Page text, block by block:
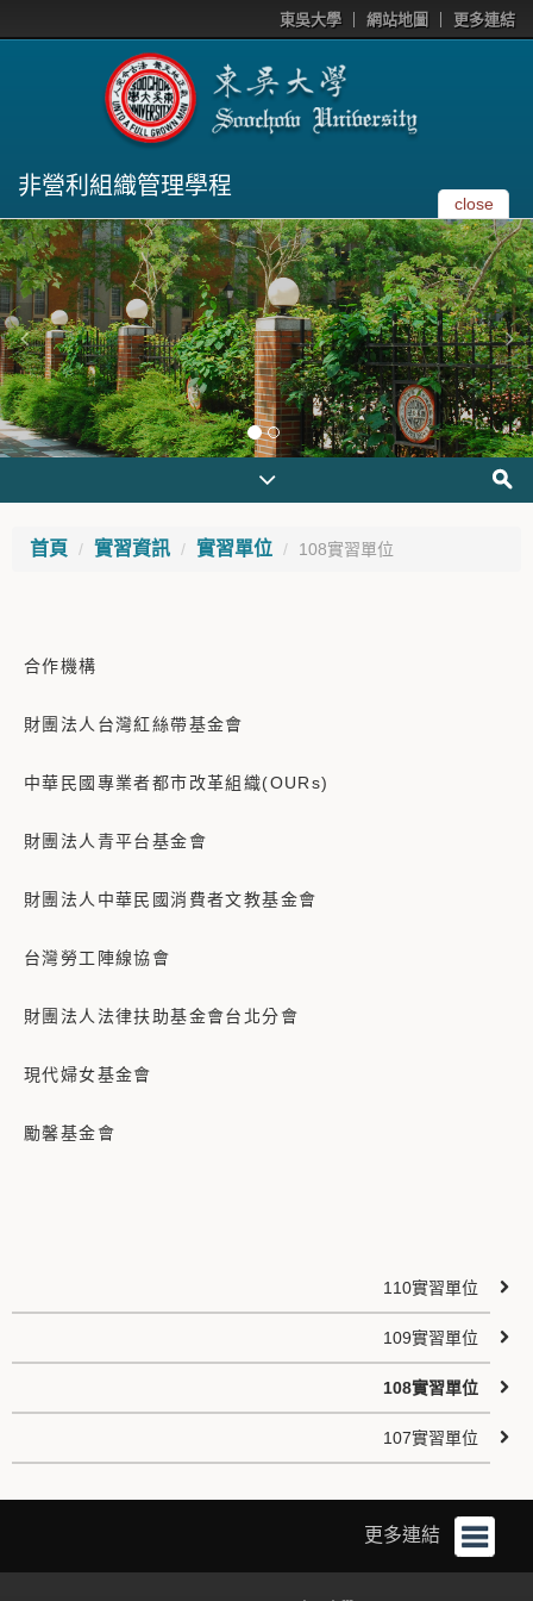
東吳大學 網站地圖 更多連結
非營利組織管理學程
close
首頁 實習資訊 實習單位 108實習單位
合作機構
財團法人台灣紅絲帶基金會
中華民國專業者都市改革組織(OURs)
財團法人青平台基金會
財團法人中華民國消費者文教基金會
台灣勞工陣線協會
財團法人法律扶助基金會台北分會
現代婦女基金會
勵馨基金會
110實習單位
109實習單位
108實習單位
107實習單位
更多連結